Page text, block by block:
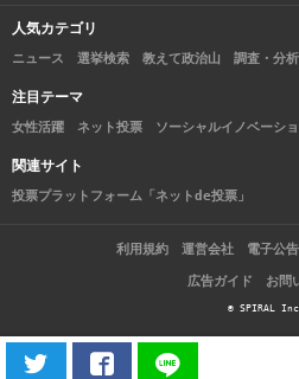
人気カテゴリ
ニュース 選挙検索 教えて政治山 調査・分析
注目テーマ
女性活躍 ネット投票 ソーシャルイノベーシ
関連サイト
投票プラットフォーム「ネットde投票」
利用規約 運営会社 電子公告
広告ガイド お問
© SPIRAL